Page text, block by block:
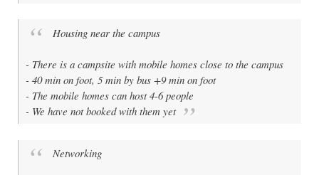
Housing near the campus
- There is a campsite with mobile homes close to the campus
- 40 min on foot, 5 min by bus +9 min on foot
- The mobile homes can host 4-6 people
- We have not booked with them yet
Networking